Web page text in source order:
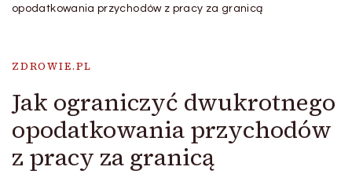
opodatkowania przychodów z pracy za granicą
ZDROWIE.PL
Jak ograniczyć dwukrotnego
opodatkowania przychodów
z pracy za granicą